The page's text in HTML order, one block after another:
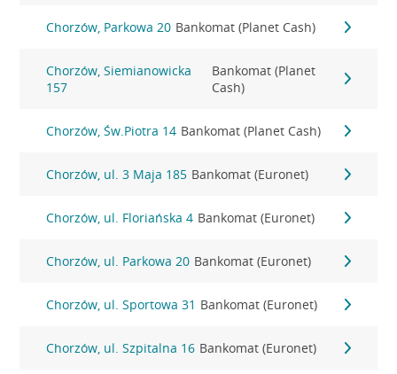
Chorzów, Parkowa 20 Bankomat (Planet Cash)
Chorzów, Siemianowicka
157
Bankomat (Planet
Cash)
Chorzów, Św.Piotra 14 Bankomat (Planet Cash)
Chorzów, ul. 3 Maja 185 Bankomat (Euronet)
Chorzów, ul. Floriańska 4 Bankomat (Euronet)
Chorzów, ul. Parkowa 20 Bankomat (Euronet)
Chorzów, ul. Sportowa 31 Bankomat (Euronet)
Chorzów, ul. Szpitalna 16 Bankomat (Euronet)